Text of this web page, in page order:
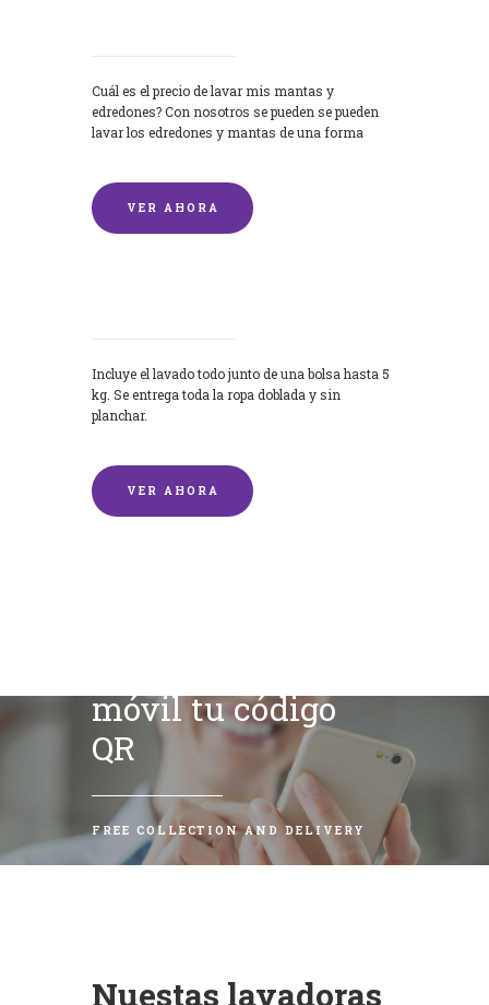
Cuál es el precio de lavar mis mantas y
edredones? Con nosotros se pueden se pueden
lavar los edredones y mantas de una forma
VER AHORA
Incluye el lavado todo junto de una bolsa hasta 5
kg. Se entrega toda la ropa doblada y sin
planchar.
VER AHORA
móvil tu código
QR
FREE COLLECTION AND DELIVERY
Nuestas lavadoras